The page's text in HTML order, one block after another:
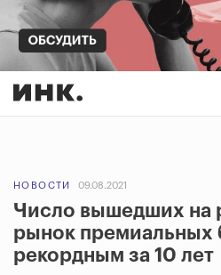
НОВОСТИ 09.08.2021
Число вышедших на
рынок премиальных
рекордным за 10 лет